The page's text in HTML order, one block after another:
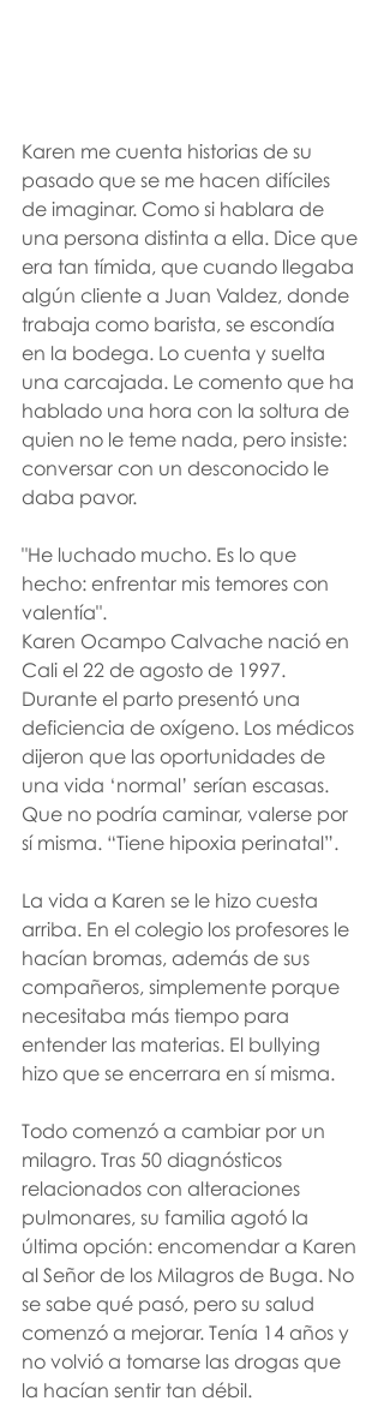
Karen me cuenta historias de su
pasado que se me hacen difíciles
de imaginar. Como si hablara de
una persona distinta a ella. Dice que
era tan tímida, que cuando llegaba
algún cliente a Juan Valdez, donde
trabaja como barista, se escondía
en la bodega. Lo cuenta y suelta
una carcajada. Le comento que ha
hablado una hora con la soltura de
quien no le teme nada, pero insiste:
conversar con un desconocido le
daba pavor.
"He luchado mucho. Es lo que
hecho: enfrentar mis temores con
valentía".
Karen Ocampo Calvache nació en
Cali el 22 de agosto de 1997.
Durante el parto presentó una
deficiencia de oxígeno. Los médicos
dijeron que las oportunidades de
una vida ‘normal’ serían escasas.
Que no podría caminar, valerse por
sí misma. “Tiene hipoxia perinatal”.
La vida a Karen se le hizo cuesta
arriba. En el colegio los profesores le
hacían bromas, además de sus
compañeros, simplemente porque
necesitaba más tiempo para
entender las materias. El bullying
hizo que se encerrara en sí misma.
Todo comenzó a cambiar por un
milagro. Tras 50 diagnósticos
relacionados con alteraciones
pulmonares, su familia agotó la
última opción: encomendar a Karen
al Señor de los Milagros de Buga. No
se sabe qué pasó, pero su salud
comenzó a mejorar. Tenía 14 años y
no volvió a tomarse las drogas que
la hacían sentir tan débil.